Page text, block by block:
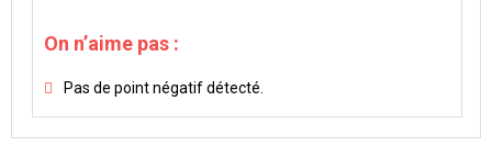
On n’aime pas :
Pas de point négatif détecté.